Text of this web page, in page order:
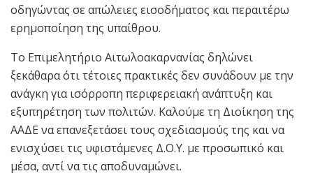
οδηγώντας σε απώλειες εισοδήματος και περαιτέρω
ερημοποίηση της υπαίθρου.
Το Επιμελητήριο Αιτωλοακαρνανίας δηλώνει
ξεκάθαρα ότι τέτοιες πρακτικές δεν συνάδουν με την
ανάγκη για ισόρροπη περιφερειακή ανάπτυξη και
εξυπηρέτηση των πολιτών. Καλούμε τη Διοίκηση της
ΑΑΔΕ να επανεξετάσει τους σχεδιασμούς της και να
ενισχύσει τις υφιστάμενες Δ.Ο.Υ. με προσωπικό και
μέσα, αντί να τις αποδυναμώνει.